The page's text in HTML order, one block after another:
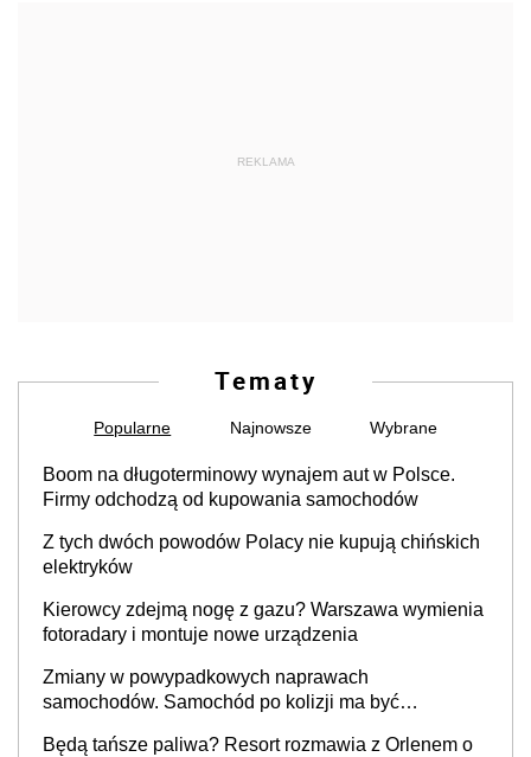
REKLAMA
Tematy
Popularne Najnowsze Wybrane
Boom na długoterminowy wynajem aut w Polsce.
Firmy odchodzą od kupowania samochodów
Z tych dwóch powodów Polacy nie kupują chińskich
elektryków
Kierowcy zdejmą nogę z gazu? Warszawa wymienia
fotoradary i montuje nowe urządzenia
Zmiany w powypadkowych naprawach
samochodów. Samochód po kolizji ma być
producenta
Będą tańsze paliwa? Resort rozmawia z Orlenem o